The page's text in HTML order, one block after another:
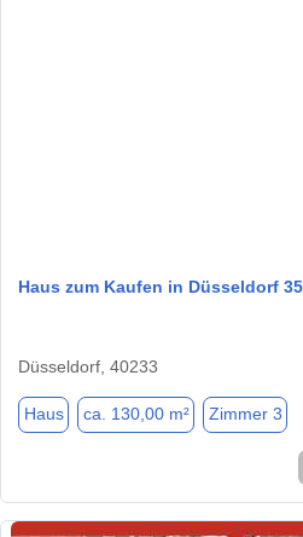
Haus zum Kaufen in Düsseldorf
Düsseldorf, 40233
Haus ca. 130,00 m² Zimmer 3